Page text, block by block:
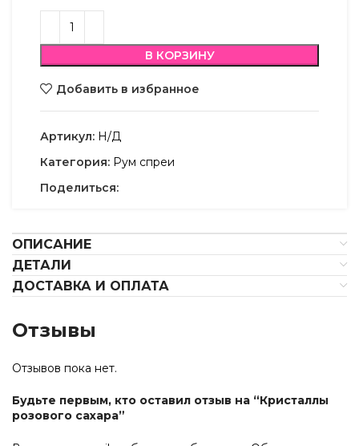
В КОРЗИНУ
Добавить в избранное
Артикул: Н/Д
Категория: Рум спреи
Поделиться:
ОПИСАНИЕ
ДЕТАЛИ
ДОСТАВКА И ОПЛАТА
Отзывы
Отзывов пока нет.
Будьте первым, кто оставил отзыв на “Кристаллы
розового сахара”